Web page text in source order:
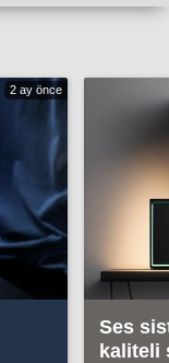
2 ay önce
Ses
kaliteli